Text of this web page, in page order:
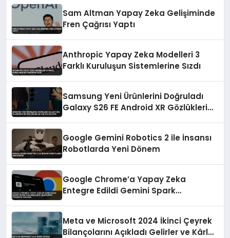
Sam Altman Yapay Zeka Gelişiminde
Fren Çağrısı Yaptı
Anthropic Yapay Zeka Modelleri 3
Farklı Kuruluşun Sistemlerine Sızdı
Samsung Yeni Ürünlerini Doğruladı
Galaxy S26 FE Android XR Gözlükleri
Google Gemini Robotics 2 ile İnsansı
Robotlarda Yeni Dönem
Google Chrome’a Yapay Zeka
Entegre Edildi Gemini Spark
Meta ve Microsoft 2024 İkinci Çeyrek
Bilançolarını Açıkladı Gelirler ve Kârlar